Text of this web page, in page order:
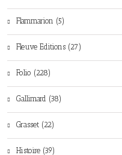
Flammarion (5)
Fleuve Editions (27)
Folio (228)
Gallimard (38)
Grasset (22)
Histoire (39)